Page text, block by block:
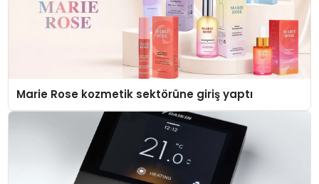
Marie Rose kozmetik sektörüne giriş yaptı